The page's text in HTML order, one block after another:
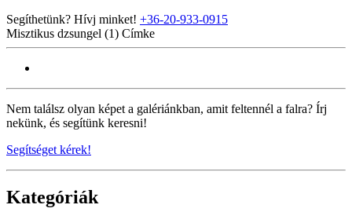
Segíthetünk? Hívj minket! +36-20-933-0915
Misztikus dzsungel (1) Címke
Nem találsz olyan képet a galériánkban, amit feltennél a falra? Írj
nekünk, és segítünk keresni!
Segítséget kérek!
Kategóriák